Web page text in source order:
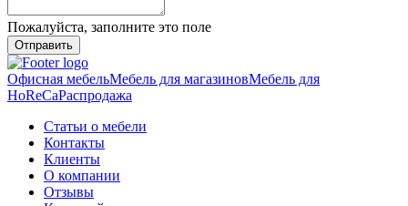
Пожалуйста, заполните это поле
Отправить
Офисная мебельМебель для магазиновМебель для
HoReCaРаспродажа
Статьи о мебели
Контакты
Клиенты
О компании
Отзывы